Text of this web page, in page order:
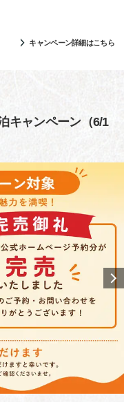
キャンペーン詳細はこちら
キャンペーン（6/1